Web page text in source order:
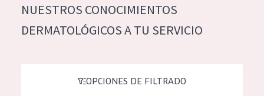
Hidratación y luminosidad
Reducción de arrugas
German
Spanish
NUESTROS CONOCIMIENTOS
DERMATOLÓGICOS A TU SERVICIO
OPCIONES DE FILTRADO